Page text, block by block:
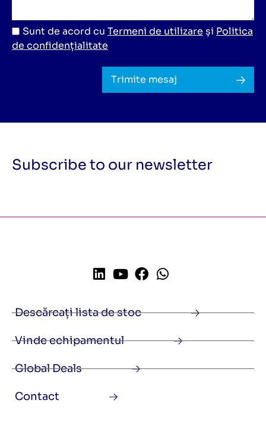
Sunt de acord cu Termeni de utilizare și Politica
de confidențialitate
Trimite mesaj
Subscribe to our newsletter
Descărcați lista de stoc
Vinde echipamentul
Global Deals
Contact